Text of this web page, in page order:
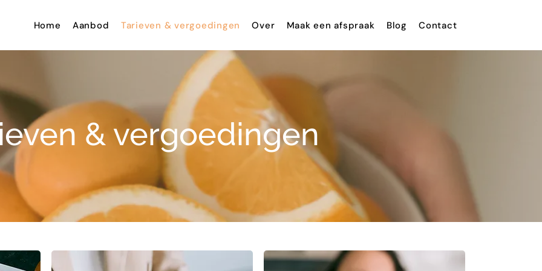
Home Aanbod Tarieven & vergoedingen Over Maak een afspraak Blog Contact
& vergoedingen